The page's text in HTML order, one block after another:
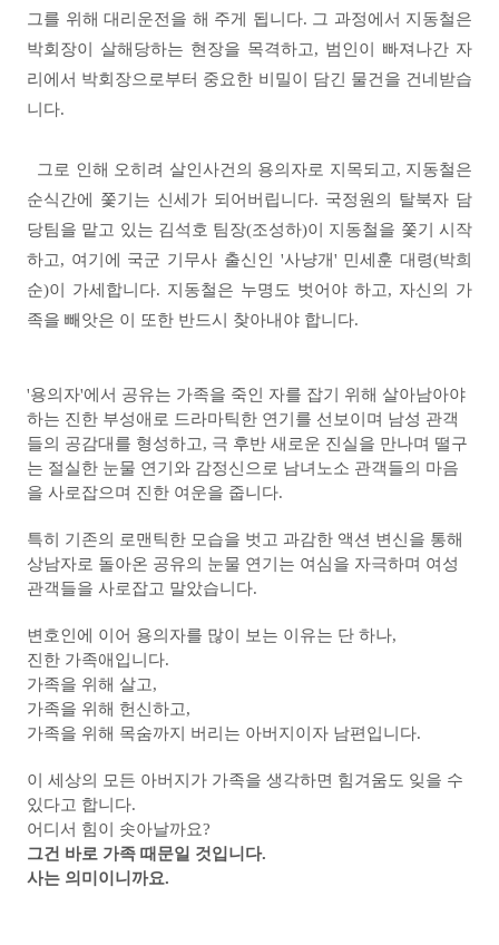
그를 위해 대리운전을 해 주게 됩니 다. 그 과정에서 지동철은
박회장이 살해당하는 현장을 목격하고, 범인이 빠져나간 자
리에서 박회장으로부터 중요한 비밀이 담긴 물건을 건네받습
니 다.
그로 인해 오히려 살인사건의 용의자로 지목되고, 지동철은
순식간에 쫓기는 신세가 되어버립니 다. 국정원의 탈북자 담
당팀을 맡고 있는 김석호 팀장(조성하)이 지동철을 쫓기 시작
하고, 여기에 국군 기무사 출신인 '사냥개' 민세훈 대령(박희
순)이 가세합니 다. 지동철은 누명도 벗어야 하고, 자신의 가
족을 빼앗은 이 또한 반드시 찾아내야 합니 다.
'용의자'에서 공유는 가족을 죽인 자를 잡기 위해 살아남아야
하는 진한 부성애로 드라마틱한 연기를 선보이며 남성 관객
들의 공감대를 형성하고, 극 후반 새로운 진실을 만나며 떨구
는 절실한 눈물 연기와 감정신으로 남녀노소 관객들의 마음
을 사로잡으며 진한 여운을 줍니다.
특히 기존의 로맨틱한 모습을 벗고 과감한 액션 변신을 통해
상남자로 돌아온 공유의 눈물 연기는 여심을 자극하며 여성
관객들을 사로잡고 말았습니 다.
변호인에 이어 용의자를 많이 보는 이유는 단 하나,
진한 가족애입니다.
가족을 위해 살고,
가족을 위해 헌신하고,
가족을 위해 목숨까지 버리는 아버지이자 남편입니다.
이 세상의 모든 아버지가 가족을 생각하면 힘겨움도 잊을 수
있다고 합니다.
어디서 힘이 솟아날까요?
그건 바로 가족 때문일 것입니다.
사는 의미이니까요.